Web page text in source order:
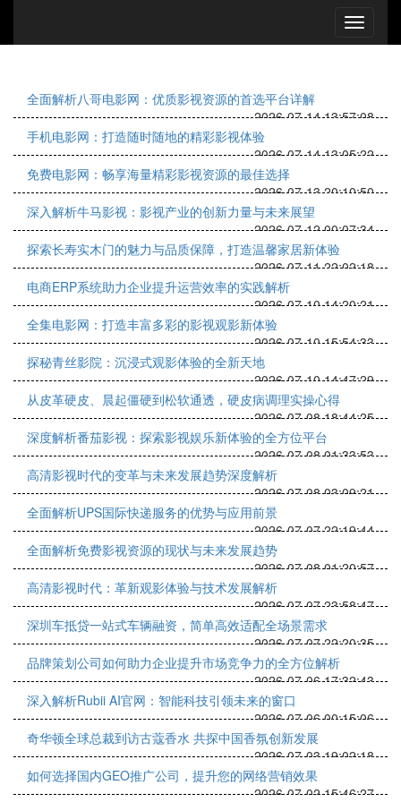
全面解析八哥电影网：优质影视资源的首选平台详解
2026-07-14 13:57:08
手机电影网：打造随时随地的精彩影视体验
2026-07-14 13:05:22
免费电影网：畅享海量精彩影视资源的最佳选择
2026-07-13 20:10:50
深入解析牛马影视：影视产业的创新力量与未来展望
2026-07-12 00:07:34
探索长寿实木门的魅力与品质保障，打造温馨家居新体验
2026-07-11 22:02:18
电商ERP系统助力企业提升运营效率的实践解析
2026-07-10 14:20:21
全集电影网：打造丰富多彩的影视观影新体验
2026-07-10 15:54:33
探秘青丝影院：沉浸式观影体验的全新天地
2026-07-10 14:47:29
从皮革硬皮、晨起僵硬到松软通透，硬皮病调理实操心得
2026-07-08 18:44:25
深度解析番茄影视：探索影视娱乐新体验的全方位平台
2026-07-08 01:33:53
高清影视时代的变革与未来发展趋势深度解析
2026-07-08 03:09:21
全面解析UPS国际快递服务的优势与应用前景
2026-07-07 22:19:44
全面解析免费影视资源的现状与未来发展趋势
2026-07-08 01:20:57
高清影视时代：革新观影体验与技术发展解析
2026-07-07 23:58:47
深圳车抵贷一站式车辆融资，简单高效适配全场景需求
2026-07-07 22:20:35
品牌策划公司如何助力企业提升市场竞争力的全方位解析
2026-07-06 17:32:43
深入解析Rubii AI官网：智能科技引领未来的窗口
2026-07-06 00:15:06
奇华顿全球总裁到访古蔻香水 共探中国香氛创新发展
2026-07-03 19:02:18
如何选择国内GEO推广公司，提升您的网络营销效果
2026-07-02 15:46:27